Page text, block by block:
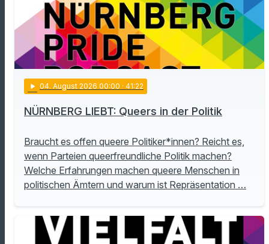
play_arrow 04. August 2026 00:00 · 41:22
NÜRNBERG LIEBT: Queers in der Politik
Braucht es offen queere Politiker*innen? Reicht es,
wenn Parteien queerfreundliche Politik machen?
Welche Erfahrungen machen queere Menschen in
politischen Ämtern und warum ist Repräsentation …